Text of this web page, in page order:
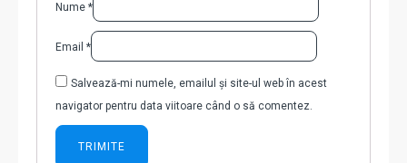
Nume *
Email *
Salvează-mi numele, emailul și site-ul web în acest
navigator pentru data viitoare când o să comentez.